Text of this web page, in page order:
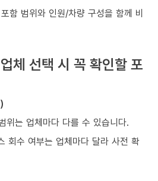
함 범위와 인원/차량 구성을 함께 비
체 선택 시 꼭 확인할 포
위는 업체마다 다를 수 있습니다.
회수 여부는 업체마다 달라 사전 확